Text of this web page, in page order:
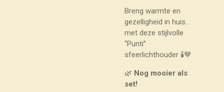
Breng warmte en
gezelligheid in huis…
met deze stijlvolle
“Punti”
sfeerlichthouder 🕯️🤎
🌿 Nog mooier als
set!